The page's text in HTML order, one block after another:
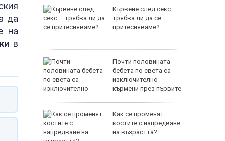
да
на
в
-
Кървене след секс –
трябва ли да се
притесняваме?
Почти половината
бебета по света са
изключително
кърмени през първите
Как се променят
костите с напредване
на възрастта?